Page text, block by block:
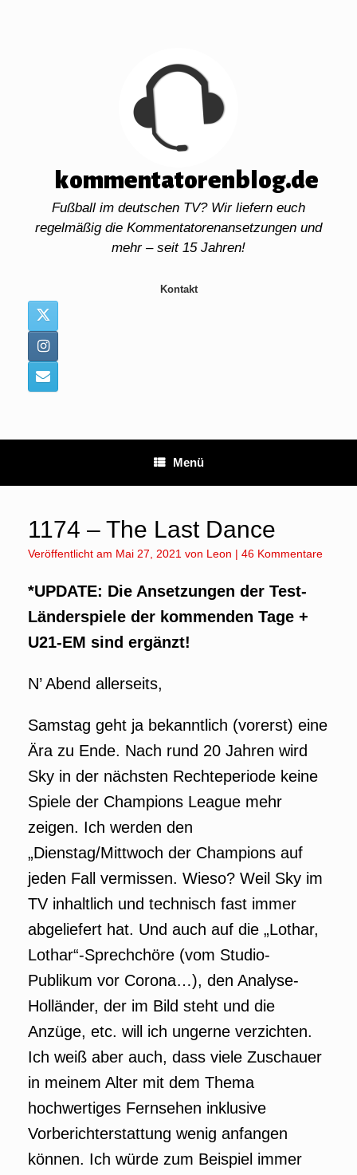
kommentatorenblog.de
Fußball im deutschen TV? Wir liefern euch
regelmäßig die Kommentatorenansetzungen und
mehr – seit 15 Jahren!
Kontakt
Menü
1174 – The Last Dance
Veröffentlicht am Mai 27, 2021 von Leon | 46 Kommentare
*UPDATE: Die Ansetzungen der Test-
Länderspiele der kommenden Tage +
U21-EM sind ergänzt!
N’ Abend allerseits,
Samstag geht ja bekanntlich (vorerst) eine
Ära zu Ende. Nach rund 20 Jahren wird
Sky in der nächsten Rechteperiode keine
Spiele der Champions League mehr
zeigen. Ich werden den
„Dienstag/Mittwoch der Champions auf
jeden Fall vermissen. Wieso? Weil Sky im
TV inhaltlich und technisch fast immer
abgeliefert hat. Und auch auf die „Lothar,
Lothar“-Sprechchöre (vom Studio-
Publikum vor Corona…), den Analyse-
Holländer, der im Bild steht und die
Anzüge, etc. will ich ungerne verzichten.
Ich weiß aber auch, dass viele Zuschauer
in meinem Alter mit dem Thema
hochwertiges Fernsehen inklusive
Vorberichterstattung wenig anfangen
können. Ich würde zum Beispiel immer